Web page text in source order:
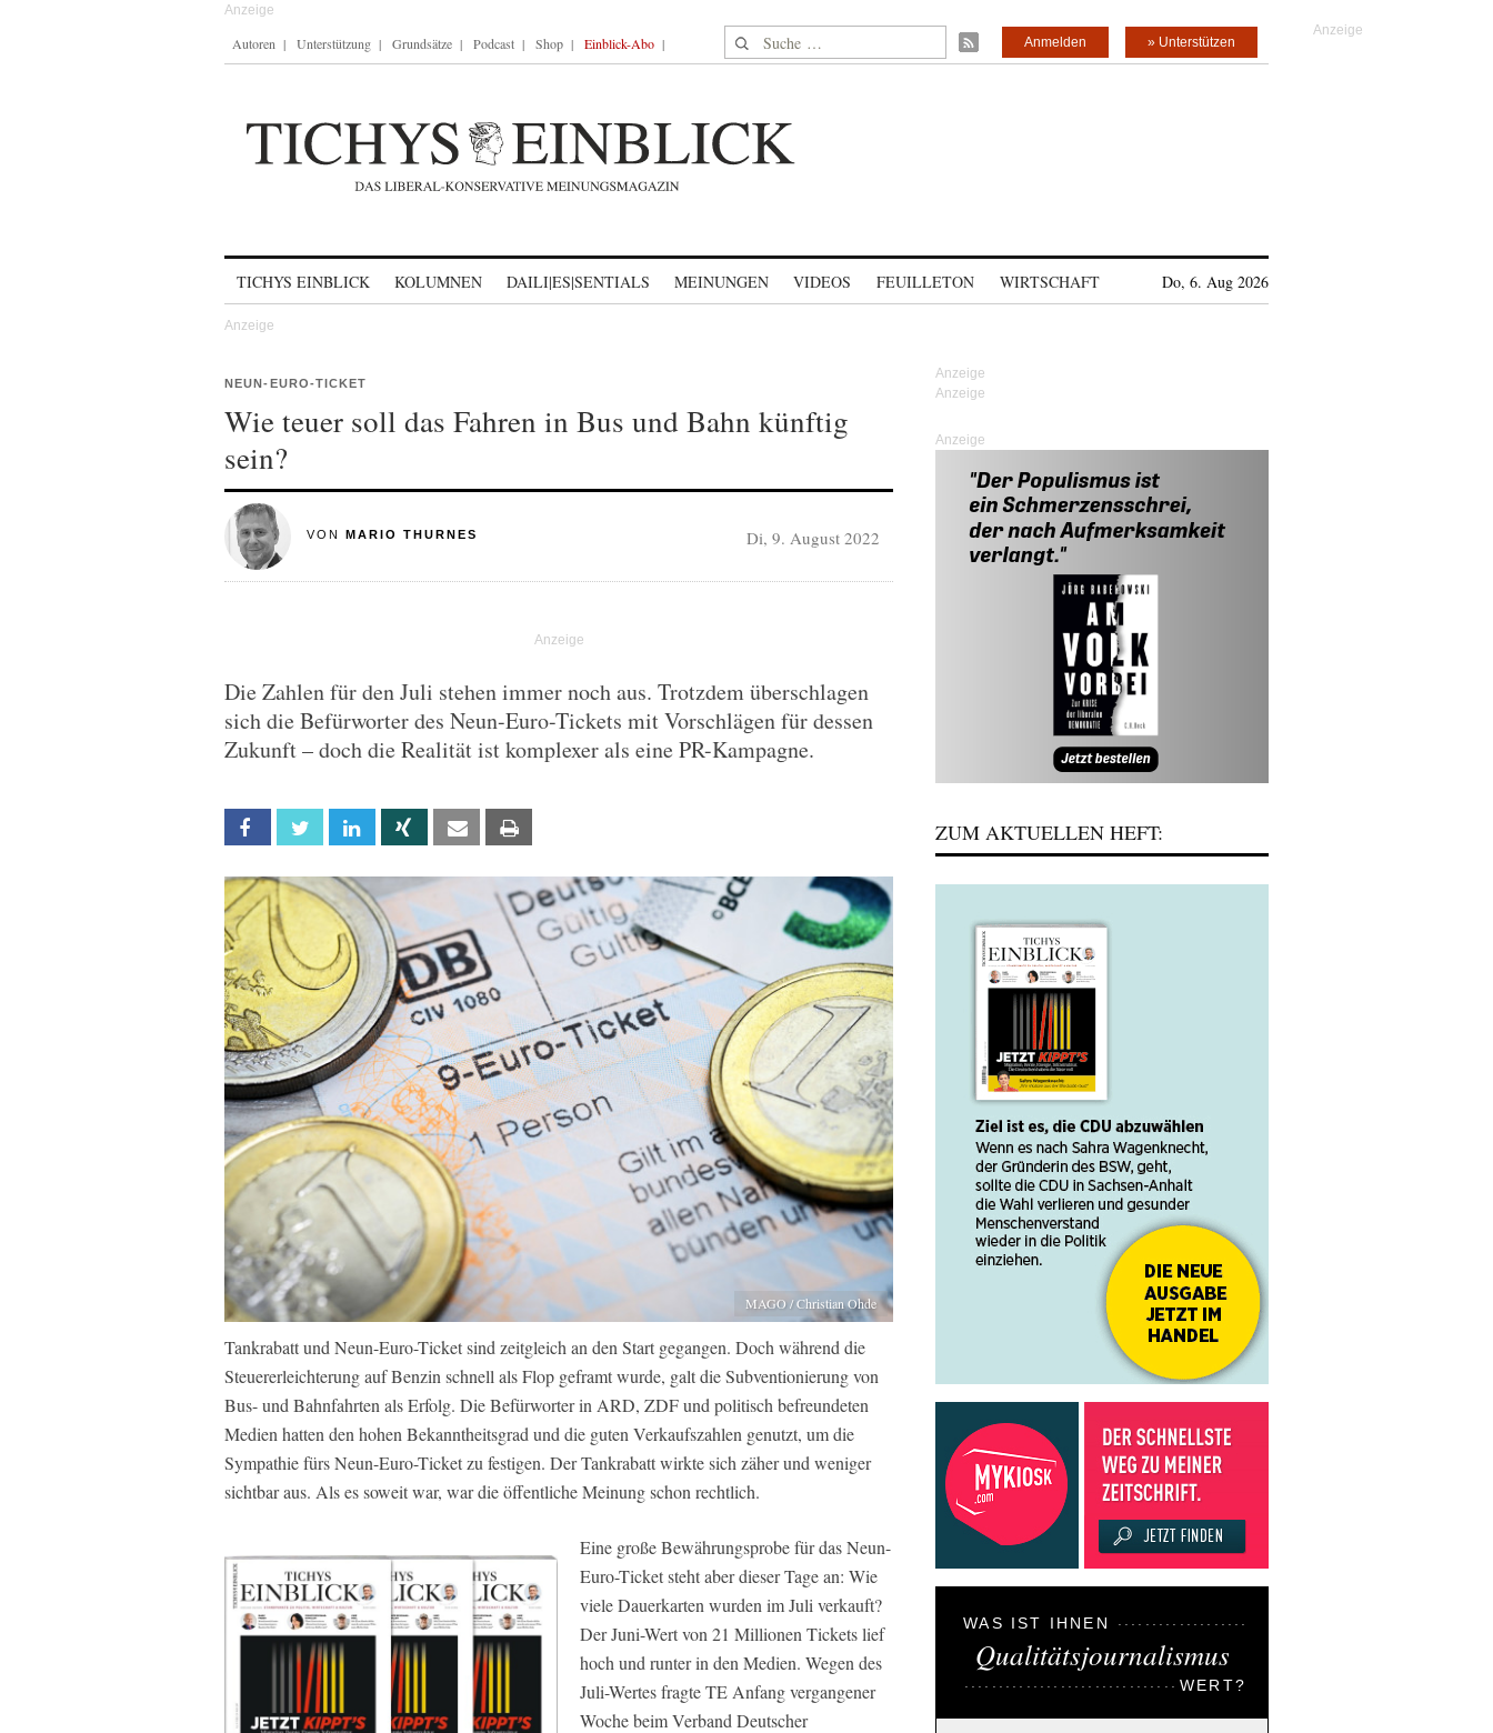
Autoren Unterstützung Grundsätze Podcast Shop Einblick-Abo Suche nach: » Unterstützen
Anmelden
TICHYS EINBLICK KOLUMNEN DAILI|ES|SENTIALS MEINUNGEN VIDEOS FEUILLETON WIRTSCHAFT Do, 6. Aug 2026
NEUN-EURO-TICKET
Wie teuer soll das Fahren in Bus und Bahn künftig
sein?
VON MARIO THURNES Di, 9. August 2022
Die Zahlen für den Juli stehen immer noch aus. Trotzdem überschlagen
sich die Befürworter des Neun-Euro-Tickets mit Vorschlägen für dessen
Zukunft – doch die Realität ist komplexer als eine PR-Kampagne.
Facebook Twitter Linkedin Xing Email
MAGO / Christian Ohde
Tankrabatt und Neun-Euro-Ticket sind zeitgleich an den Start gegangen. Doch während die
Steuererleichterung auf Benzin schnell als Flop geframt wurde, galt die Subventionierung von
Bus- und Bahnfahrten als Erfolg. Die Befürworter in ARD, ZDF und politisch befreundeten
Medien hatten den hohen Bekanntheitsgrad und die guten Verkaufszahlen genutzt, um die
Sympathie fürs Neun-Euro-Ticket zu festigen. Der Tankrabatt wirkte sich zäher und weniger
sichtbar aus. Als es soweit war, war die öffentliche Meinung schon rechtlich.
Eine große Bewährungsprobe für das Neun-
Euro-Ticket steht aber dieser Tage an: Wie
viele Dauerkarten wurden im Juli verkauft?
Der Juni-Wert von 21 Millionen Tickets lief
hoch und runter in den Medien. Wegen des
Juli-Wertes fragteTE Anfang vergangener
Woche beim Verband Deutscher
Anzeige
ZUM AKTUELLEN HEFT:
WAS IST IHNEN
Qualitätsjournalismus
WERT?